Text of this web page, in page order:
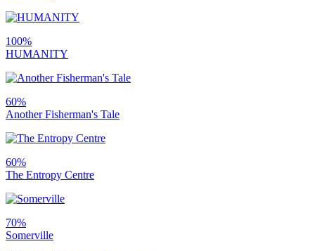
100%
HUMANITY
60%
Another Fisherman's Tale
60%
The Entropy Centre
70%
Somerville